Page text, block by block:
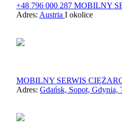
+48 796 000 287 MOBILNY
Adres: Austria I okolice
MOBILNY SERWIS
Adres: Gdańsk, Sopot, Gdynia,